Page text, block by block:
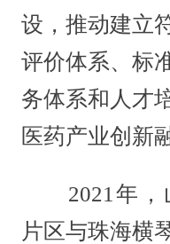
设，推动建立
评价体系、标
务体系和人才
医药产业创新
2021年，
片区与珠海横